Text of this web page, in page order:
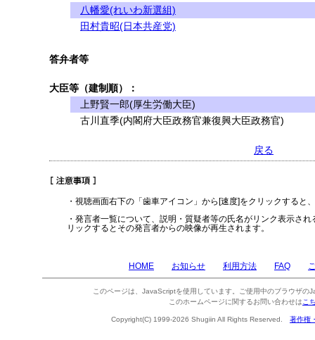
八幡愛(れいわ新選組)
田村貴昭(日本共産党)
答弁者等
大臣等（建制順）：
上野賢一郎(厚生労働大臣)
古川直季(内閣府大臣政務官兼復興大臣政務官)
戻る
・視聴画面右下の「歯車アイコン」から[速度]をクリックすると
・発言者一覧について、説明・質疑者等の氏名がリンク表示さ
リックするとその発言者からの映像が再生されます。
HOME お知らせ 利用方法 FAQ
このページは、JavaScriptを使用しています。ご使用中のブラウザの
このホームページに関するお問い合わせは こ
Copyright(C) 1999-2026 Shugiin All Rights Reserved. 著作権